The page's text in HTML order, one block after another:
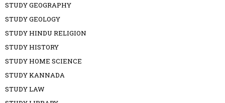
STUDY GEOGRAPHY
STUDY GEOLOGY
STUDY HINDU RELIGION
STUDY HISTORY
STUDY HOME SCIENCE
STUDY KANNADA
STUDY LAW